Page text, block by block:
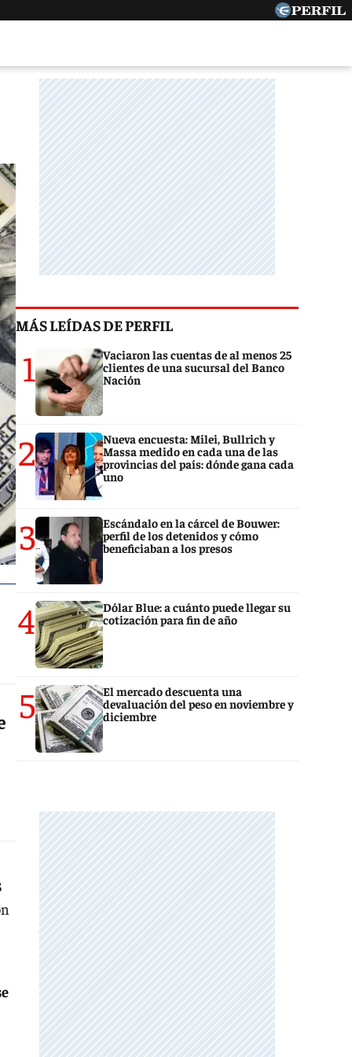
MÁS LEÍDAS DE PERFIL
1
Vaciaron las cuentas de al menos 25
clientes de una sucursal del Banco
Nación
2
Nueva encuesta: Milei, Bullrich y
Massa medido en cada una de las
provincias del país: dónde gana cada
uno
3
Escándalo en la cárcel de Bouwer:
perfil de los detenidos y cómo
beneficiaban a los presos
4
Dólar Blue: a cuánto puede llegar su
cotización para fin de año
5
El mercado descuenta una
devaluación del peso en noviembre y
diciembre